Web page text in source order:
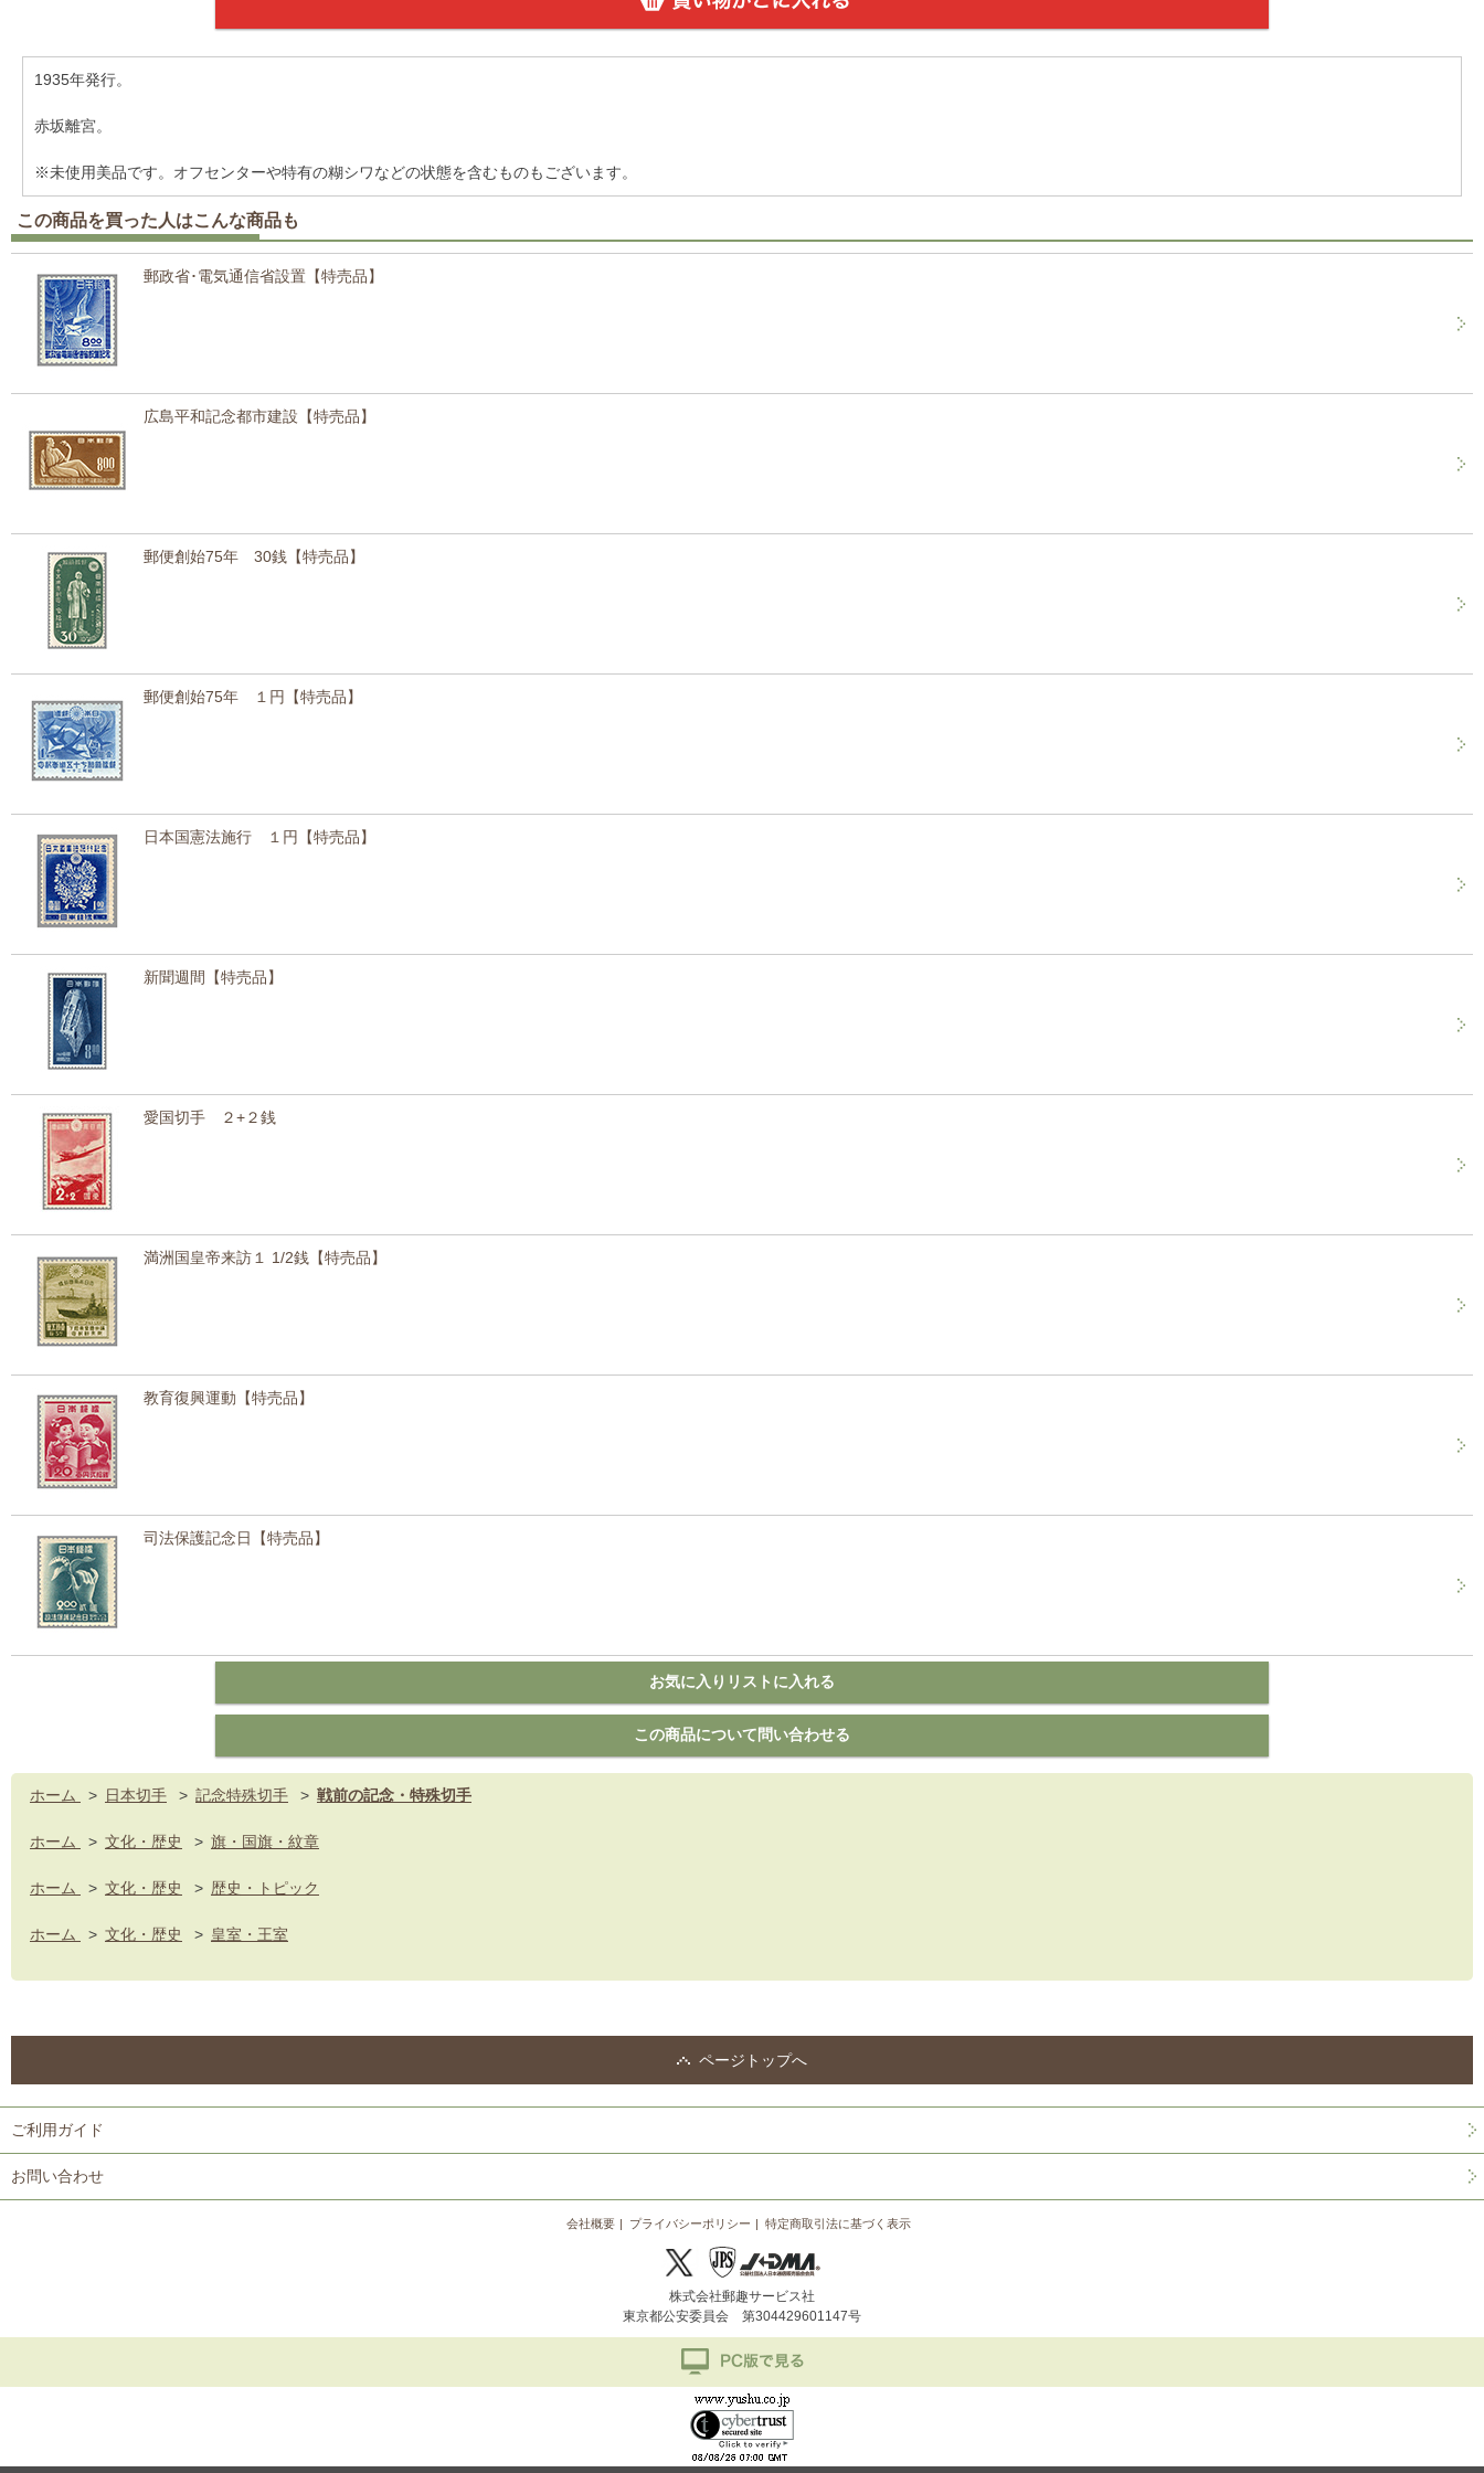
1935年発行。
赤坂離宮。
※未使用美品です。オフセンターや特有の糊シワなどの状態を含むものもございます。
この商品を買った人はこんな商品も
郵政省･電気通信省設置【特売品】
広島平和記念都市建設【特売品】
郵便創始75年 30銭【特売品】
郵便創始75年 １円【特売品】
日本国憲法施行 １円【特売品】
新聞週間【特売品】
愛国切手 ２+２銭
満洲国皇帝来訪１ 1/2銭【特売品】
教育復興運動【特売品】
司法保護記念日【特売品】
ホーム > 日本切手 > 記念特殊切手 > 戦前の記念・特殊切手
ホーム > 文化・歴史 > 旗・国旗・紋章
ホーム > 文化・歴史 > 歴史・トピック
ホーム > 文化・歴史 > 皇室・王室
ページトップへ
ご利用ガイド
お問い合わせ
会社概要 プライバシーポリシー 特定商取引法に基づく表示
株式会社郵趣サービス社
東京都公安委員会 第304429601147号